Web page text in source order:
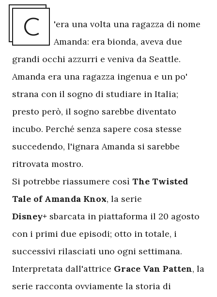
C
'era una volta una ragazza di nome
Amanda: era bionda, aveva due
grandi occhi azzurri e veniva da Seattle.
Amanda era una ragazza ingenua e un po'
strana con il sogno di studiare in Italia;
presto però, il sogno sarebbe diventato
incubo. Perché senza sapere cosa stesse
succedendo, l'ignara Amanda si sarebbe
ritrovata mostro.
Si potrebbe riassumere così The Twisted
Tale of Amanda Knox, la serie
Disney+ sbarcata in piattaforma il 20 agosto
con i primi due episodi; otto in totale, i
successivi rilasciati uno ogni settimana.
Interpretata dall'attrice Grace Van Patten, la
serie racconta ovviamente la storia di